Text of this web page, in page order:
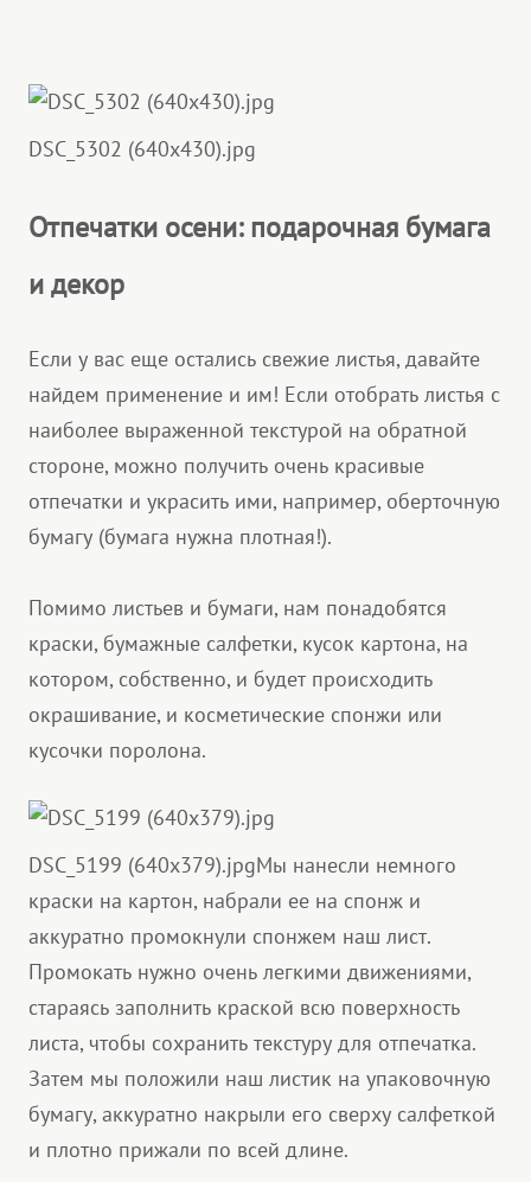
DSC_5302 (640x430).jpg
Отпечатки осени: подарочная бумага
и декор
Если у вас еще остались свежие листья, давайте
найдем применение и им! Если отобрать листья с
наиболее выраженной текстурой на обратной
стороне, можно получить очень красивые
отпечатки и украсить ими, например, оберточную
бумагу (бумага нужна плотная!).
Помимо листьев и бумаги, нам понадобятся
краски, бумажные салфетки, кусок картона, на
котором, собственно, и будет происходить
окрашивание, и косметические спонжи или
кусочки поролона.
DSC_5199 (640x379).jpgМы нанесли немного
краски на картон, набрали ее на спонж и
аккуратно промокнули спонжем наш лист.
Промокать нужно очень легкими движениями,
стараясь заполнить краской всю поверхность
листа, чтобы сохранить текстуру для отпечатка.
Затем мы положили наш листик на упаковочную
бумагу, аккуратно накрыли его сверху салфеткой
и плотно прижали по всей длине.